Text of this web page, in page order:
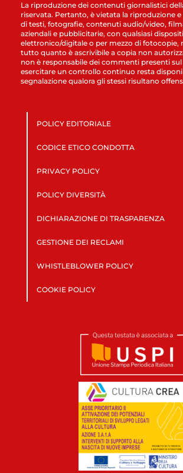
La riproduzione dei contenuti giornalistici
riservata. Pertanto, è vietata la riproduzione e
di testi, fotografie, contenuti audio/video,
aziendali e pubblicitarie, con qualsiasi
elettronico/digitale o per mezzo di fotocopie,
tutto quanto è ascrivibile a copia non
non è responsabile dei commenti presenti
esercitare un controllo continuo resta
segnalazione qualora gli stessi risultano
POLICY EDITORIALE
CODICE ETICO CONDOTTA
PRIVACY POLICY
POLICY DIVERSITÀ
DICHIARAZIONE DI TRASPARENZA
GESTIONE DEI RECLAMI
WHISTLEBLOWER POLICY
COOKIE POLICY